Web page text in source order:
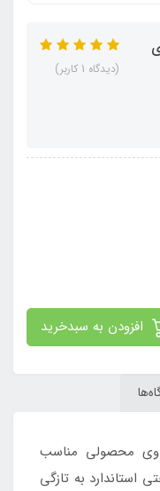
(دیدگاه 1 کاربر)
محصولی مناسب
استاندارد به تازگی